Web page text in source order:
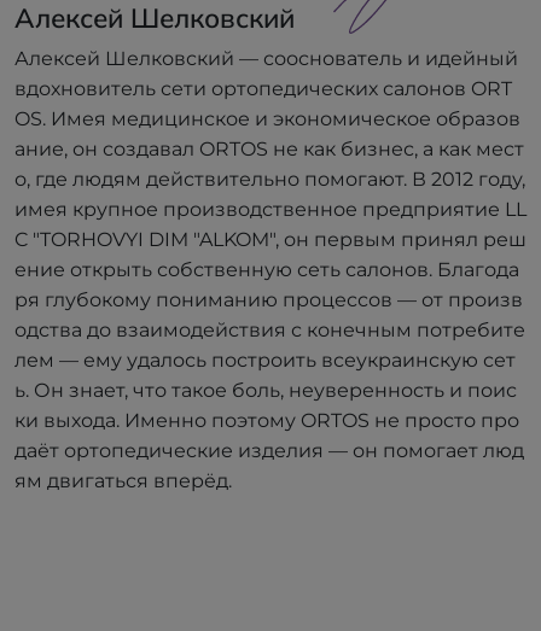
Алексей Шелковский
Алексей Шелковский — сооснователь и идейный
вдохновитель сети ортопедических салонов ORT
OS. Имея медицинское и экономическое образов
ание, он создавал ORTOS не как бизнес, а как мест
о, где людям действительно помогают. В 2012 году,
имея крупное производственное предприятие LL
C "TORHOVYI DIM "ALKOM", он первым принял реш
ение открыть собственную сеть салонов. Благода
ря глубокому пониманию процессов — от произв
одства до взаимодействия с конечным потребите
лем — ему удалось построить всеукраинскую сет
ь. Он знает, что такое боль, неуверенность и поис
ки выхода. Именно поэтому ORTOS не просто про
даёт ортопедические изделия — он помогает люд
ям двигаться вперёд.